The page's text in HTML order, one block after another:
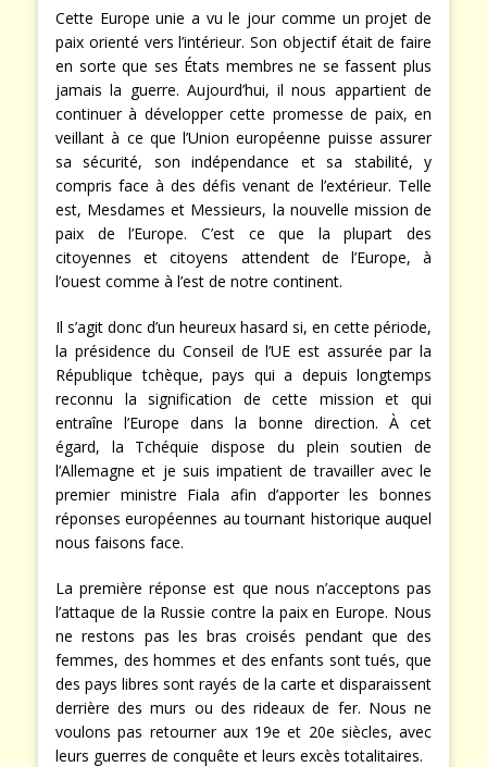
Cette Europe unie a vu le jour comme un projet de
paix orienté vers l’intérieur. Son objectif était de faire
en sorte que ses États membres ne se fassent plus
jamais la guerre. Aujourd’hui, il nous appartient de
continuer à développer cette promesse de paix, en
veillant à ce que l’Union européenne puisse assurer
sa sécurité, son indépendance et sa stabilité, y
compris face à des défis venant de l’extérieur. Telle
est, Mesdames et Messieurs, la nouvelle mission de
paix de l’Europe. C’est ce que la plupart des
citoyennes et citoyens attendent de l’Europe, à
l’ouest comme à l’est de notre continent.
Il s’agit donc d’un heureux hasard si, en cette période,
la présidence du Conseil de l’UE est assurée par la
République tchèque, pays qui a depuis longtemps
reconnu la signification de cette mission et qui
entraîne l’Europe dans la bonne direction. À cet
égard, la Tchéquie dispose du plein soutien de
l’Allemagne et je suis impatient de travailler avec le
premier ministre Fiala afin d’apporter les bonnes
réponses européennes au tournant historique auquel
nous faisons face.
La première réponse est que nous n’acceptons pas
l’attaque de la Russie contre la paix en Europe. Nous
ne restons pas les bras croisés pendant que des
femmes, des hommes et des enfants sont tués, que
des pays libres sont rayés de la carte et disparaissent
derrière des murs ou des rideaux de fer. Nous ne
voulons pas retourner aux 19e et 20e siècles, avec
leurs guerres de conquête et leurs excès totalitaires.